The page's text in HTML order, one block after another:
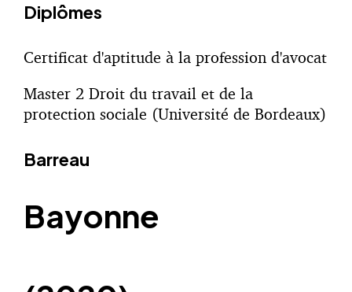
Diplômes
Certificat d'aptitude à la profession d'avocat
Master 2 Droit du travail et de la
protection sociale (Université de Bordeaux)
Barreau
Bayonne